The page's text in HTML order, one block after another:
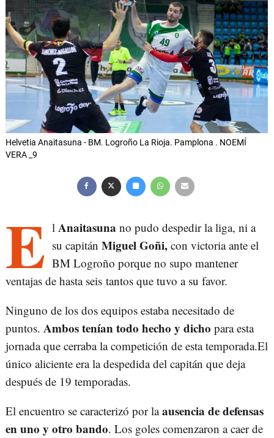
Helvetia Anaitasuna - BM. Logroño La Rioja. Pamplona . NOEMÍ
VERA _9
E l Anaitasuna no pudo despedir la liga, ni a
su capitán Miguel Goñi, con victoria ante el
BM Logroño porque no supo mantener
ventajas de hasta seis tantos que tuvo a su favor.
Ninguno de los dos equipos estaba necesitado de
puntos. Ambos tenían todo hecho y dicho para esta
jornada que cerraba la competición de esta temporada.El
único aliciente era la despedida del capitán que deja
después de 19 temporadas.
El encuentro se caracterizó por laausencia de defensas
en uno y otro bando. Los goles comenzaron a caer de